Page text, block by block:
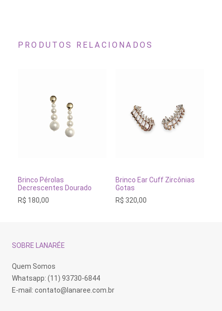
PRODUTOS RELACIONADOS
ADICIONAR AO CARRINHO
Brinco Pérolas
Decrescentes Dourado
R$ 180,00
ADICIONAR AO
Brinco Ear Cuff Zircônias
Gotas
R$ 320,00
SOBRE LANARÉE
Quem Somos
Whatsapp: (11) 93730-6844
E-mail: contato@lanaree.com.br